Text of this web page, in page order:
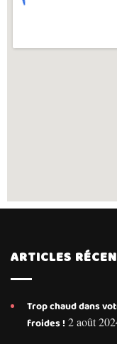
ARTICLES
Trop chaud dans
froides ! 2 août